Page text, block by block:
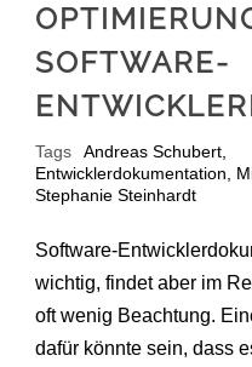
SOFTWARE-
Tags Andreas Schubert,
Entwicklerdokumentation,
Stephanie Steinhardt
Software-
wichtig, findet aber im
oft wenig Beachtung.
dafür könnte sein, dass